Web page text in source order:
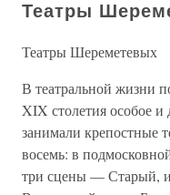
Театры
Театры Шереметевых
В театральной жизни
XIX столетия особое
занимали крепостные
восемь: в
три сцены — Старый,